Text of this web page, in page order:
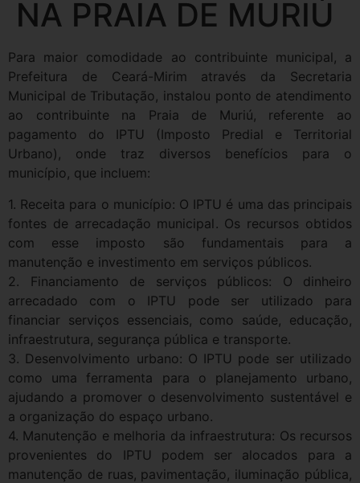
NA PRAIA DE MURIÚ
Para maior comodidade ao contribuinte municipal, a
Prefeitura de Ceará-Mirim através da Secretaria
Municipal de Tributação, instalou ponto de atendimento
ao contribuinte na Praia de Muriú, referente ao
pagamento do IPTU (Imposto Predial e Territorial
Urbano), onde traz diversos benefícios para o
município, que incluem:
1. Receita para o município: O IPTU é uma das principais
fontes de arrecadação municipal. Os recursos obtidos
com esse imposto são fundamentais para a
manutenção e investimento em serviços públicos.
2. Financiamento de serviços públicos: O dinheiro
arrecadado com o IPTU pode ser utilizado para
financiar serviços essenciais, como saúde, educação,
infraestrutura, segurança pública e transporte.
3. Desenvolvimento urbano: O IPTU pode ser utilizado
como uma ferramenta para o planejamento urbano,
ajudando a promover o desenvolvimento sustentável e
a organização do espaço urbano.
4. Manutenção e melhoria da infraestrutura: Os recursos
provenientes do IPTU podem ser alocados para a
manutenção de ruas, pavimentação, iluminação pública,